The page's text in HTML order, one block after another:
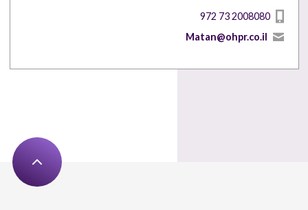
972 73 2008080
Matan@ohpr.co.il